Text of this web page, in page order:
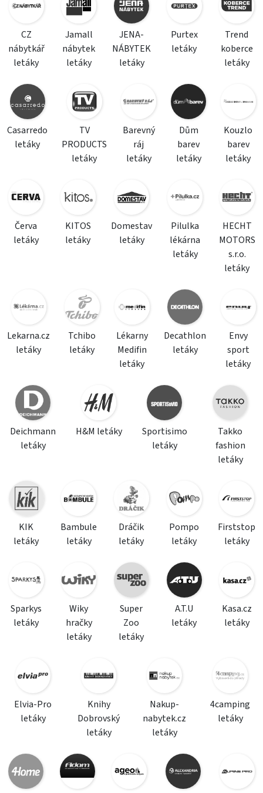
CZ
nábytkář
letáky
Jamall
nábytek
letáky
JENA-
NÁBYTEK
letáky
Purtex
letáky
Trend
koberce
letáky
Casarredo
letáky
TV
PRODUCTS
letáky
Barevný
ráj
letáky
Dům
barev
letáky
Kouzlo
barev
letáky
Červa
letáky
KITOS
letáky
Domestav
letáky
Pilulka
lékárna
letáky
HECHT
MOTORS
s.r.o.
letáky
Lekarna.cz
letáky
Tchibo
letáky
Lékarny
Medifin
letáky
Decathlon
letáky
Envy
sport
letáky
Deichmann
letáky
H&M letáky
Sportisimo
letáky
Takko
fashion
letáky
KIK
letáky
Bambule
letáky
Dráčik
letáky
Pompo
letáky
Firststop
letáky
Sparkys
letáky
Wiky
hračky
letáky
Super
Zoo
letáky
A.T.U
letáky
Kasa.cz
letáky
Elvia-Pro
letáky
Knihy
Dobrovský
letáky
Nakup-
nabytek.cz
letáky
4camping
letáky